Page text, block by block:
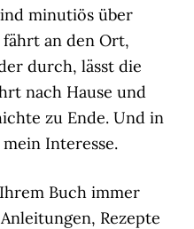
minutiös über
an den Ort,
durch, lässt die
nach Hause und
zu Ende. Und in
Interesse.
Buch immer
Rezepte